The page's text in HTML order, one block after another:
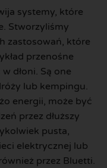
systemy, które
Stworzyliśmy
zastosowań, które
przenośne
dłoni. Są one
lub kempingu.
energii, może być
przez dłuższy
pusta,
elektrycznej lub
przez Bluetti.